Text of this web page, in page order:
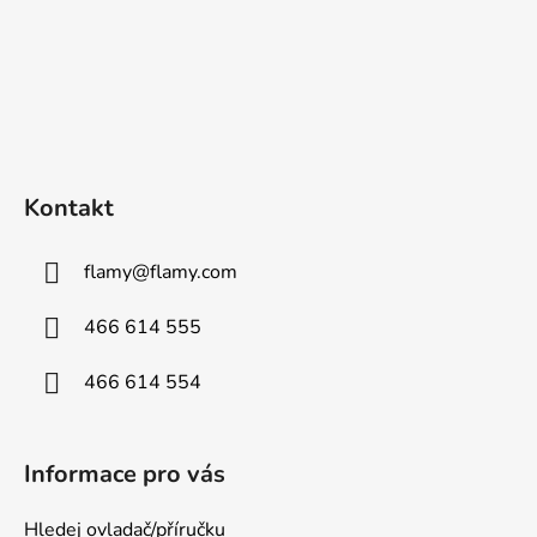
Kontakt
flamy@flamy.com
466 614 555
466 614 554
Informace pro vás
Hledej ovladač/příručku